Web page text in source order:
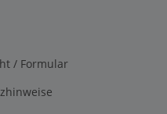
/ Formular